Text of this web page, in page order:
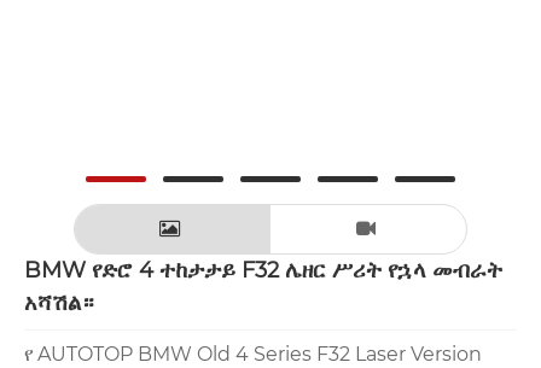
BMW የድሮ 4 ተከታታይ F32 ሌዘር ሥሪት የኋላ መብራት
አሻሽል።
የ AUTOTOP BMW Old 4 Series F32 Laser Version